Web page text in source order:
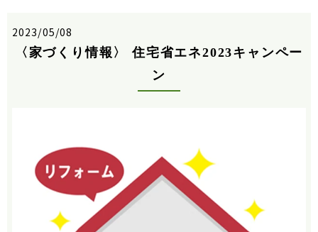
2023/05/08
〈家づくり情報〉 住宅省エネ2023キャンペー
ン